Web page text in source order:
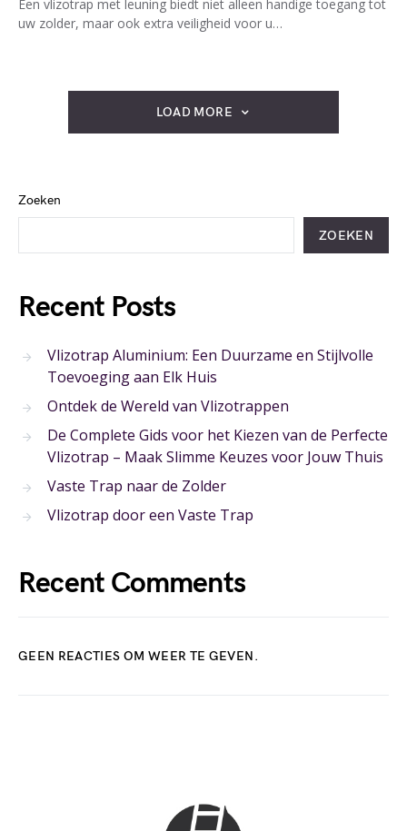
Een vlizotrap met leuning biedt niet alleen handige toegang tot
uw zolder, maar ook extra veiligheid voor u…
LOAD MORE
Zoeken
ZOEKEN
Recent Posts
Vlizotrap Aluminium: Een Duurzame en Stijlvolle
Toevoeging aan Elk Huis
Ontdek de Wereld van Vlizotrappen
De Complete Gids voor het Kiezen van de Perfecte
Vlizotrap – Maak Slimme Keuzes voor Jouw Thuis
Vaste Trap naar de Zolder
Vlizotrap door een Vaste Trap
Recent Comments
GEEN REACTIES OM WEER TE GEVEN.